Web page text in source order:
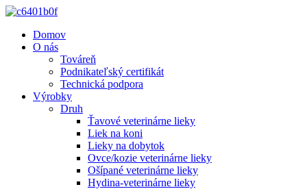
Domov
O nás
Továreň
Podnikateľský certifikát
Technická podpora
Výrobky
Druh
Ťavové veterinárne lieky
Liek na koni
Lieky na dobytok
Ovce/kozie veterinárne lieky
Ošípané veterinárne lieky
Hydina-veterinárne lieky